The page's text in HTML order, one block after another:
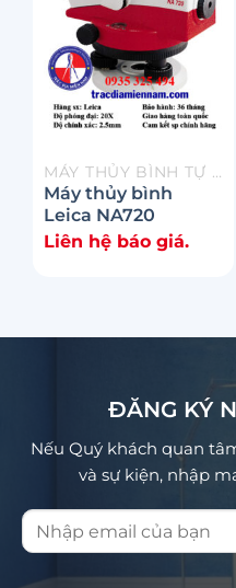
MÁY THỦY BÌNH TỰ ĐỘNG
Máy thủy bình
Leica NA720
Liên hệ báo giá.
ĐĂNG KÝ
Nếu Quý khách quan
và sự kiện, nhập